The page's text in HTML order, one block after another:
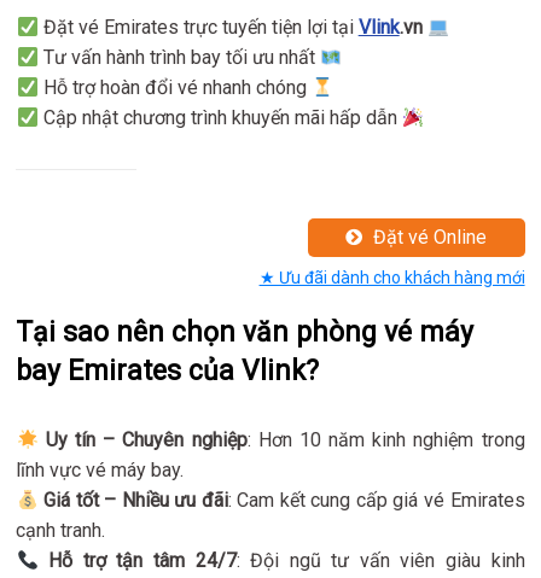
Đặt vé Emirates trực tuyến tiện lợi tại Vlink.vn
Tư vấn hành trình bay tối ưu nhất
Hỗ trợ hoàn đổi vé nhanh chóng
Cập nhật chương trình khuyến mãi hấp dẫn
Đặt vé Online
★ Ưu đãi dành cho khách hàng mới
Tại sao nên chọn văn phòng vé máy
bay Emirates của Vlink?
Uy tín – Chuyên nghiệp: Hơn 10 năm kinh nghiệm trong
lĩnh vực vé máy bay.
Giá tốt – Nhiều ưu đãi: Cam kết cung cấp giá vé Emirates
cạnh tranh.
Hỗ trợ tận tâm 24/7: Đội ngũ tư vấn viên giàu kinh